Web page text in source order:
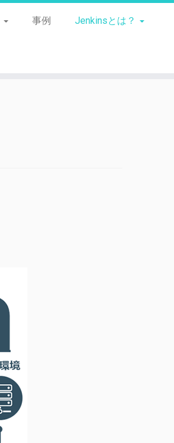
事例
Jenkinsとは？